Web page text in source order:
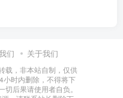
们 关于我们
载，非本站自制，仅供
小时内删除，不得将下
后果请使用者自负。